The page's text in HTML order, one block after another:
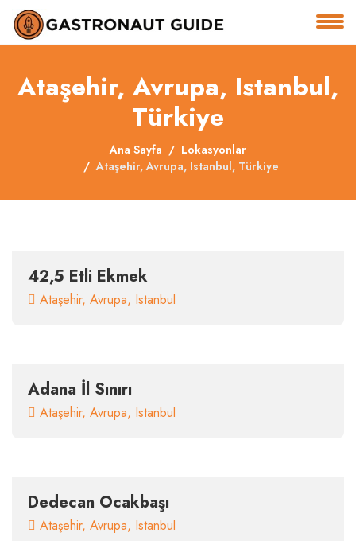
Services
Contact
Ataşehir, Avrupa, Istanbul,
Türkiye
Ana Sayfa
Lokasyonlar
Ataşehir, Avrupa, Istanbul, Türkiye
42,5 Etli Ekmek
Ataşehir, Avrupa, Istanbul
Adana İl Sınırı
Ataşehir, Avrupa, Istanbul
Dedecan Ocakbaşı
Ataşehir, Avrupa, Istanbul